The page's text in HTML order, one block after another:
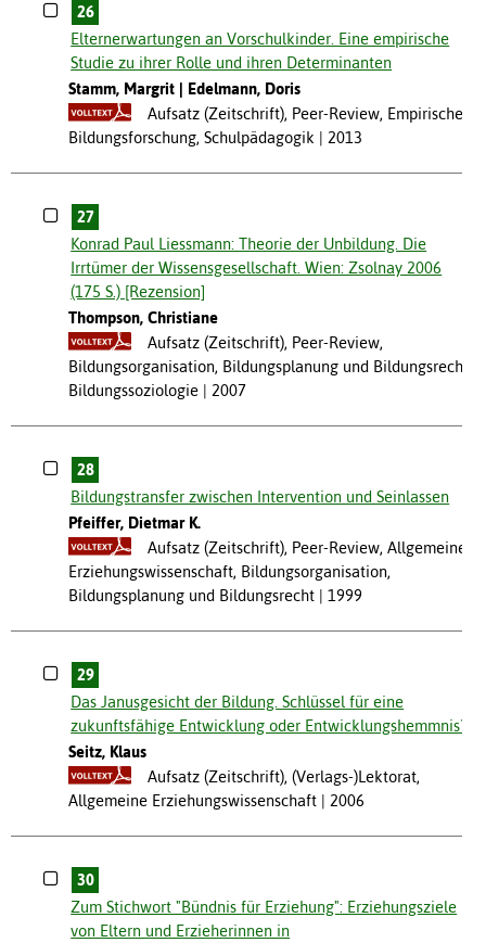
26
Elternerwartungen an Vorschulkinder. Eine empirische
Studie zu ihrer Rolle und ihren Determinanten
Stamm, Margrit
Edelmann, Doris
Aufsatz (Zeitschrift), Peer-Review, Empirische
Bildungsforschung, Schulpädagogik
2013
27
Konrad Paul Liessmann: Theorie der Unbildung. Die
Irrtümer der Wissensgesellschaft. Wien: Zsolnay 2006
(175 S.) [Rezension]
Thompson, Christiane
Aufsatz (Zeitschrift), Peer-Review,
Bildungsorganisation, Bildungsplanung und Bildungsrecht,
Bildungssoziologie
2007
28
Bildungstransfer zwischen Intervention und Seinlassen
Pfeiffer, Dietmar K.
Aufsatz (Zeitschrift), Peer-Review, Allgemeine
Erziehungswissenschaft, Bildungsorganisation,
Bildungsplanung und Bildungsrecht
1999
29
Das Janusgesicht der Bildung. Schlüssel für eine
zukunftsfähige Entwicklung oder Entwicklungshemmnis?
Seitz, Klaus
Aufsatz (Zeitschrift), (Verlags-)Lektorat,
Allgemeine Erziehungswissenschaft
2006
30
Zum Stichwort "Bündnis für Erziehung": Erziehungsziele
von Eltern und Erzieherinnen in